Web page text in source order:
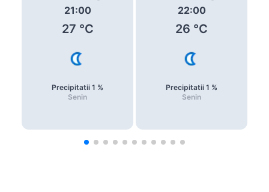
21:00
27 °C
Precipitatii 1 %
Senin
22:00
26 °C
Precipitatii 1 %
Senin